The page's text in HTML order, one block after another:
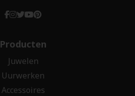
Producten
Juwelen
Uurwerken
Accessoires